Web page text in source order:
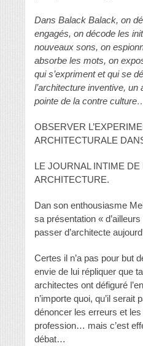
Dans Balack Balack, on
engagés, on décode les
nouveaux sons, on
absorbe les mots, on
qui s’expriment et qui se
l’architecture inventive, un
pointe de la contre
OBSERVER
ARCHITECTURALE
LE JOURNAL INTIME DE
ARCHITECTURE.
Dan son enthousiasme
sa présentation «
passer d’architecte
Certes il n’a pas pour but
envie de lui répliquer que
architectes ont défiguré
n’importe quoi, qu’il serait
dénoncer les erreurs et
profession… mais c’est
débat…